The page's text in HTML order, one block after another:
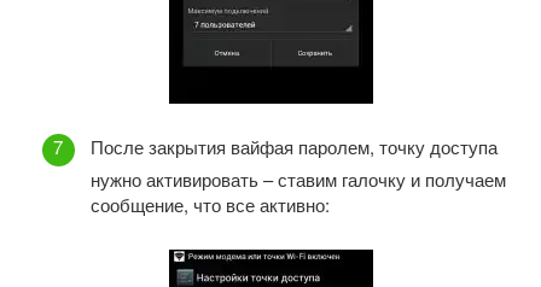
После закрытия вайфая паролем, точку доступа
нужно активировать – ставим галочку и получаем
сообщение, что все активно: